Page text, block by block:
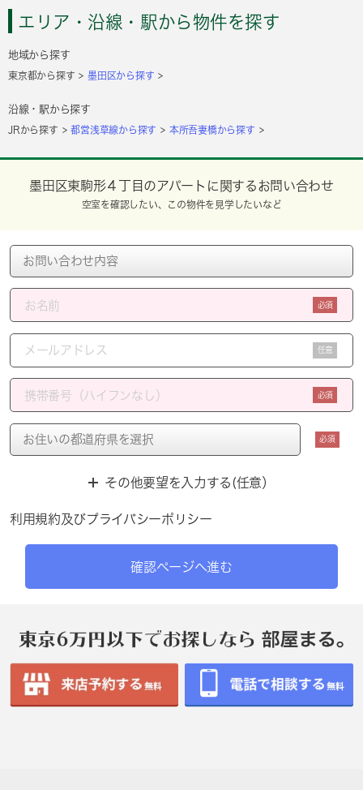
エリア・沿線・駅から物件を探す
地域から探す
東京都から探す 墨田区から探す
沿線・駅から探す
JRから探す 都営浅草線から探す 本所吾妻橋から探す
墨田区東駒形４丁目のアパートに関するお問い合わせ
空室を確認したい、この物件を見学したいなど
必須
任意
必須
必須
その他要望を入力する(任意）
利用規約及びプライバシーポリシー
確認ページへ進む